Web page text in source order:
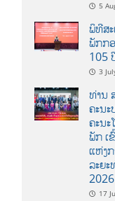
5
ພິທີສ
ພັກກ
105
3
ທ່ານ
ຄະນ
ຄະນ
ພັກ ເ
ແຫ່ງ
ລະຍະ
2026
17